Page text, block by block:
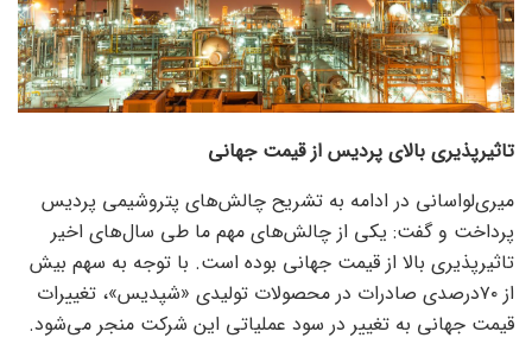
تاثیرپذیری بالای پردیس از قیمت جهانی
میری‌لواسانی در ادامه به تشریح چالش‌‌‌های پتروشیمی پردیس
پرداخت و گفت: یکی از چالش‌‌‌های مهم ما طی سال‌های اخیر
تاثیر‌پذیری بالا از قیمت جهانی بوده است. با توجه به سهم بیش
از ۷۰درصدی صادرات در محصولات تولیدی «شپدیس»، تغییرات
قیمت جهانی به تغییر در سود عملیاتی این شرکت منجر می‌شود.